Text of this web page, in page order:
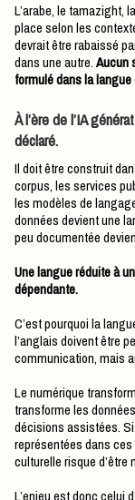
L’arabe, le tamazight,
place selon les
devrait être rabaissé
dans une autre.Aucun
formulé dans la
À l’ère de l’IA
déclaré.
Il doit être construit dans les données, les logiciels, les plateformes, les
corpus, les services
les modèles de
données devient une
peu documentée
Une langue réduite à
dépendante.
C’est pourquoi la
l’anglais doivent être
communication, mais
Le numérique
transforme les
décisions assistées.
représentées dans
culturelle risque d’être
L’enjeu est donc celui